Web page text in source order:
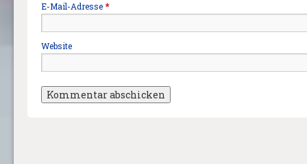
E-Mail-Adresse *
Website